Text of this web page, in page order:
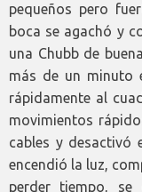
pequeños pero
boca se agachó y
una Chubb de
más de un minuto
rápidamente al
movimientos
cables y desactivó
encendió la luz,
perder tiempo,